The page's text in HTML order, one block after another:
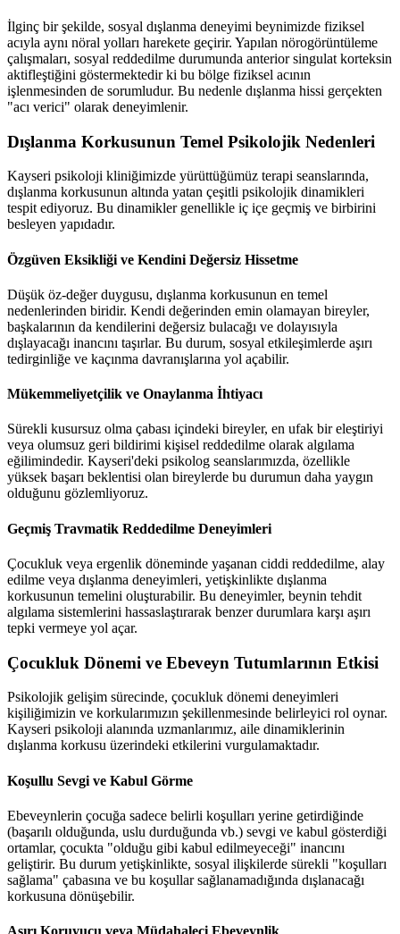
İlginç bir şekilde, sosyal dışlanma deneyimi beynimizde fiziksel
acıyla aynı nöral yolları harekete geçirir. Yapılan nörogörüntüleme
çalışmaları, sosyal reddedilme durumunda anterior singulat korteksin
aktifleştiğini göstermektedir ki bu bölge fiziksel acının
işlenmesinden de sorumludur. Bu nedenle dışlanma hissi gerçekten
"acı verici" olarak deneyimlenir.
Dışlanma Korkusunun Temel Psikolojik Nedenleri
Kayseri psikoloji kliniğimizde yürüttüğümüz terapi seanslarında,
dışlanma korkusunun altında yatan çeşitli psikolojik dinamikleri
tespit ediyoruz. Bu dinamikler genellikle iç içe geçmiş ve birbirini
besleyen yapıdadır.
Özgüven Eksikliği ve Kendini Değersiz Hissetme
Düşük öz-değer duygusu, dışlanma korkusunun en temel
nedenlerinden biridir. Kendi değerinden emin olamayan bireyler,
başkalarının da kendilerini değersiz bulacağı ve dolayısıyla
dışlayacağı inancını taşırlar. Bu durum, sosyal etkileşimlerde aşırı
tedirginliğe ve kaçınma davranışlarına yol açabilir.
Mükemmeliyetçilik ve Onaylanma İhtiyacı
Sürekli kusursuz olma çabası içindeki bireyler, en ufak bir eleştiriyi
veya olumsuz geri bildirimi kişisel reddedilme olarak algılama
eğilimindedir. Kayseri'deki psikolog seanslarımızda, özellikle
yüksek başarı beklentisi olan bireylerde bu durumun daha yaygın
olduğunu gözlemliyoruz.
Geçmiş Travmatik Reddedilme Deneyimleri
Çocukluk veya ergenlik döneminde yaşanan ciddi reddedilme, alay
edilme veya dışlanma deneyimleri, yetişkinlikte dışlanma
korkusunun temelini oluşturabilir. Bu deneyimler, beynin tehdit
algılama sistemlerini hassaslaştırarak benzer durumlara karşı aşırı
tepki vermeye yol açar.
Çocukluk Dönemi ve Ebeveyn Tutumlarının Etkisi
Psikolojik gelişim sürecinde, çocukluk dönemi deneyimleri
kişiliğimizin ve korkularımızın şekillenmesinde belirleyici rol oynar.
Kayseri psikoloji alanında uzmanlarımız, aile dinamiklerinin
dışlanma korkusu üzerindeki etkilerini vurgulamaktadır.
Koşullu Sevgi ve Kabul Görme
Ebeveynlerin çocuğa sadece belirli koşulları yerine getirdiğinde
(başarılı olduğunda, uslu durduğunda vb.) sevgi ve kabul gösterdiği
ortamlar, çocukta "olduğu gibi kabul edilmeyeceği" inancını
geliştirir. Bu durum yetişkinlikte, sosyal ilişkilerde sürekli "koşulları
sağlama" çabasına ve bu koşullar sağlanamadığında dışlanacağı
korkusuna dönüşebilir.